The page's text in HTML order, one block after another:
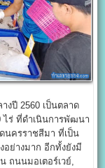
างปี 2560 เป็นตลาด
ไร่ ที่ดำเนินการพัฒนา
นครราชสีมา ที่เป็น
ย่างมาก อีกทั้งยังมี
ถนนมอเตอร์เวย์,